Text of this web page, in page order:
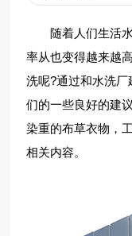
随着人们生活水
率从也变得越来越
洗呢?通过和水洗
们的一些良好的建
染重的布草衣物，
相关内容。